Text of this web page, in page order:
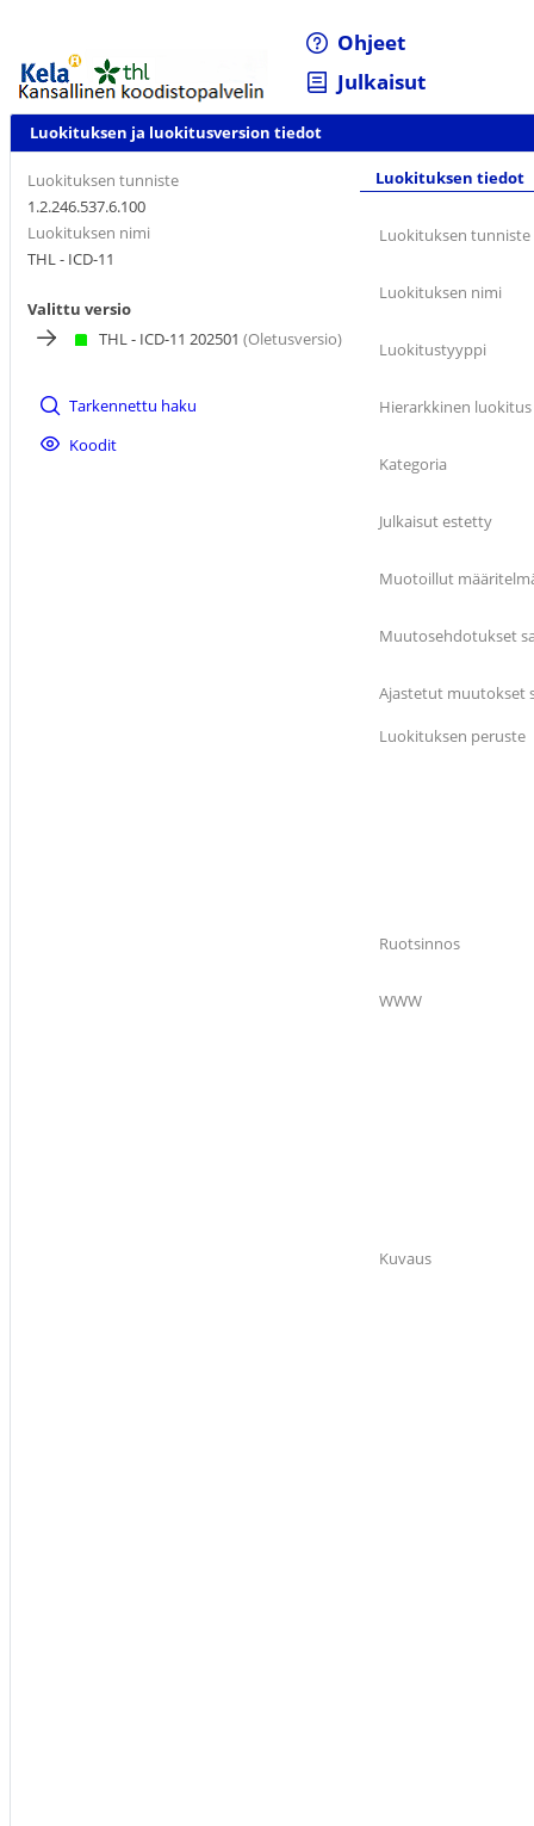
Ohjeet
Julkaisut
Luokituksen ja luokitusversion tiedot
Luokituksen tunniste
1.2.246.537.6.100
Luokituksen nimi
THL - ICD-11
Valittu versio
THL - ICD-11 202501 (Oletusversio)
Tarkennettu haku
Koodit
Luokituksen tiedot
Luokituksen tunniste
Luokituksen nimi
Luokitustyyppi
Hierarkkinen luokitus
Kategoria
Julkaisut estetty
Muotoillut
Muutosehdotukset
Ajastetut muutokset
Luokituksen peruste
Ruotsinnos
WWW
Kuvaus